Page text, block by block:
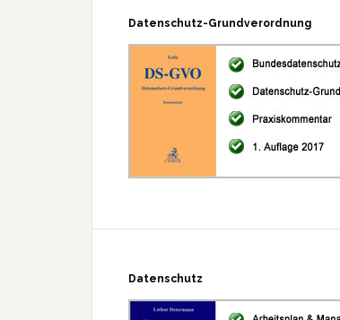
Datenschutz-Grundverordnung
Datenschutz